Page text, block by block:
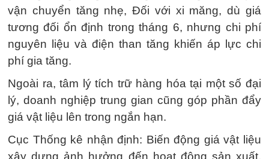
vận chuyển tăng nhẹ, Đối với xi măng, dù giá
tương đối ổn định trong tháng 6, nhưng chi phí
nguyên liệu và điện than tăng khiến áp lực chi
phí gia tăng.
Ngoài ra, tâm lý tích trữ hàng hóa tại một số đại
lý, doanh nghiệp trung gian cũng góp phần đẩy
giá vật liệu lên trong ngắn hạn.
Cục Thống kê nhận định: Biến động giá vật liệu
xây dựng ảnh hưởng đến hoạt động sản xuất,